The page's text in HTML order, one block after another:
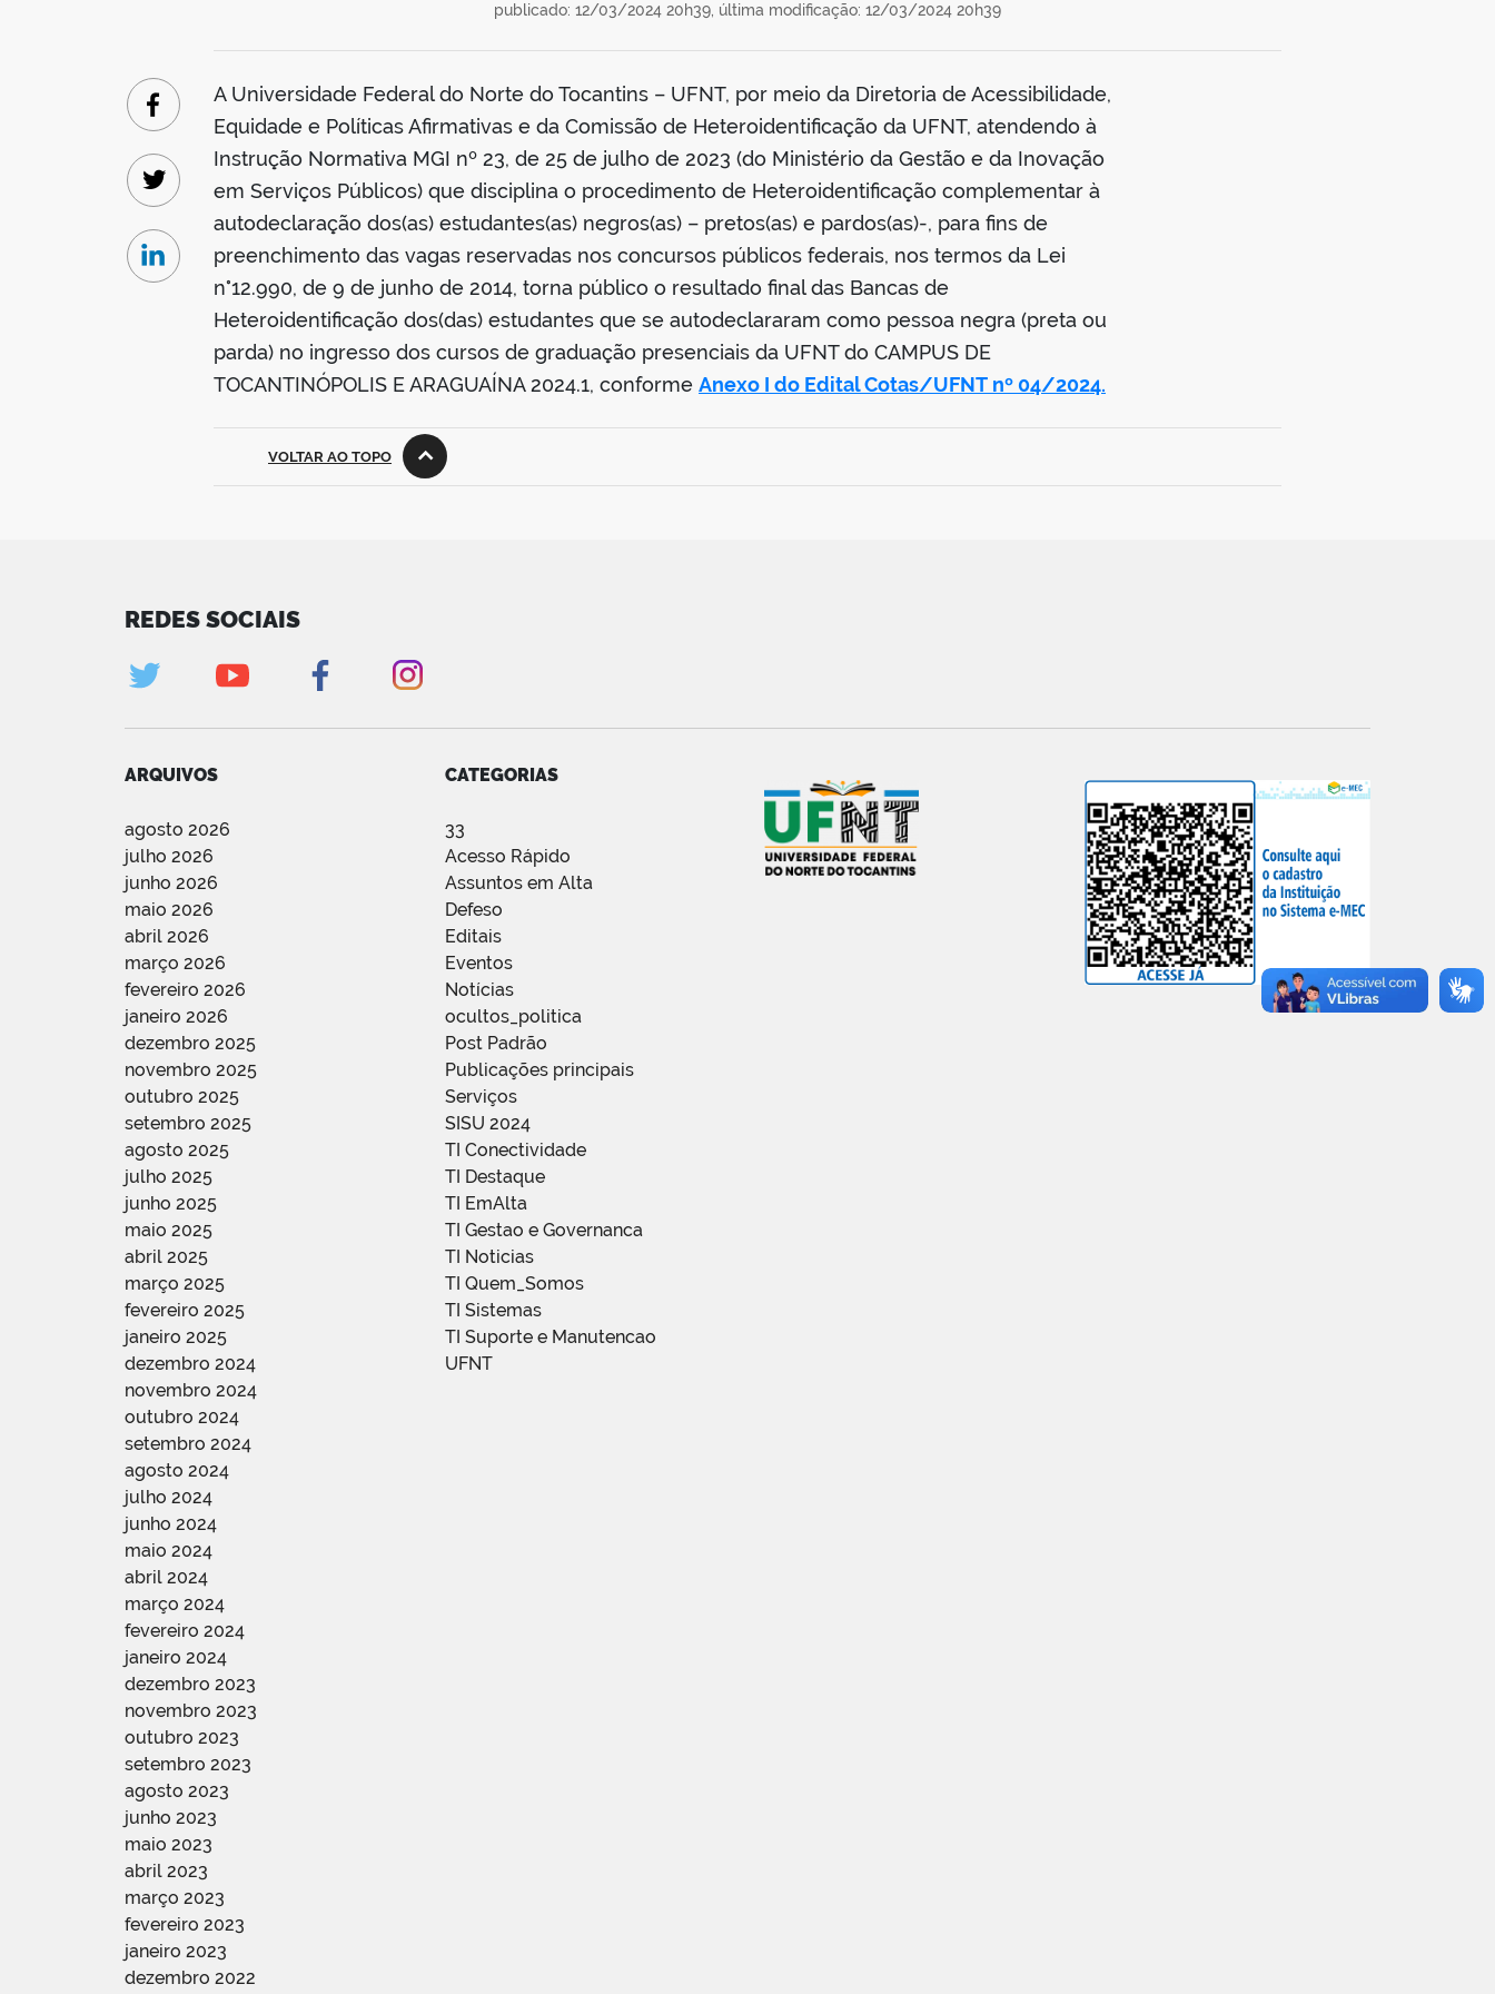
publicado: 12/03/2024 20h39, última modificação: 12/03/2024 20h39
A Universidade Federal do Norte do Tocantins – UFNT, por meio da Diretoria de Acessibilidade,
Equidade e Políticas Afirmativas e da Comissão de Heteroidentificação da UFNT, atendendo à
Instrução Normativa MGI nº 23, de 25 de julho de 2023 (do Ministério da Gestão e da Inovação
em Serviços Públicos) que disciplina o procedimento de Heteroidentificação complementar à
autodeclaração dos(as) estudantes(as) negros(as) – pretos(as) e pardos(as)-, para fins de
preenchimento das vagas reservadas nos concursos públicos federais, nos termos da Lei
n°12.990, de 9 de junho de 2014, torna público o resultado final das Bancas de
Heteroidentificação dos(das) estudantes que se autodeclararam como pessoa negra (preta ou
parda) no ingresso dos cursos de graduação presenciais da UFNT do CAMPUS DE
TOCANTINÓPOLIS E ARAGUAÍNA 2024.1, conforme Anexo I do Edital Cotas/UFNT nº 04/2024.
Facebook
Twitter
Linkedin
VOLTAR AO TOPO
REDES SOCIAIS
ARQUIVOS
agosto 2026
julho 2026
junho 2026
maio 2026
abril 2026
março 2026
fevereiro 2026
janeiro 2026
dezembro 2025
novembro 2025
outubro 2025
setembro 2025
agosto 2025
julho 2025
junho 2025
maio 2025
abril 2025
março 2025
fevereiro 2025
janeiro 2025
dezembro 2024
novembro 2024
outubro 2024
setembro 2024
agosto 2024
julho 2024
junho 2024
maio 2024
abril 2024
março 2024
fevereiro 2024
janeiro 2024
dezembro 2023
novembro 2023
outubro 2023
setembro 2023
agosto 2023
junho 2023
maio 2023
abril 2023
março 2023
fevereiro 2023
janeiro 2023
dezembro 2022
CATEGORIAS
33
Acesso Rápido
Assuntos em Alta
Defeso
Editais
Eventos
Notícias
ocultos_politica
Post Padrão
Publicações principais
Serviços
SISU 2024
TI Conectividade
TI Destaque
TI EmAlta
TI Gestao e Governanca
TI Noticias
TI Quem_Somos
TI Sistemas
TI Suporte e Manutencao
UFNT